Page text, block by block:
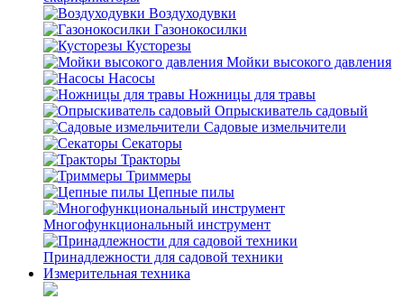
Воздуходувки
Газонокосилки
Кусторезы
Мойки высокого давления
Насосы
Ножницы для травы
Опрыскиватель садовый
Садовые измельчители
Секаторы
Тракторы
Триммеры
Цепные пилы
Многофункциональный инструмент
Принадлежности для садовой техники
Измерительная техника